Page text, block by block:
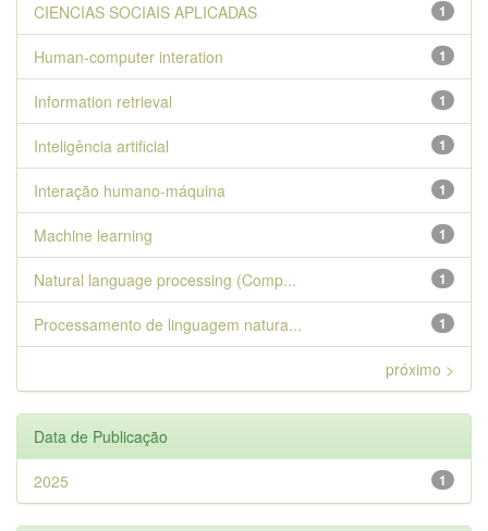
1
CIENCIAS SOCIAIS APLICADAS
1
Human-computer interation
1
Information retrieval
1
Inteligência artificial
1
Interação humano-máquina
1
Machine learning
1
Natural language processing (Comp...
1
Processamento de linguagem natura...
próximo >
Data de Publicação
1
2025